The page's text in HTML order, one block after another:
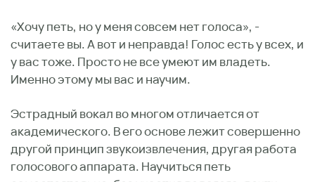
«Хочу петь, но у меня совсем нет голоса», -
считаете вы. А вот и неправда! Голос есть у всех, и
у вас тоже. Просто не все умеют им владеть.
Именно этому мы вас и научим.
Эстрадный вокал во многом отличается от
академического. В его основе лежит совершенно
другой принцип звукоизвлечения, другая работа
голосового аппарата. Научиться петь